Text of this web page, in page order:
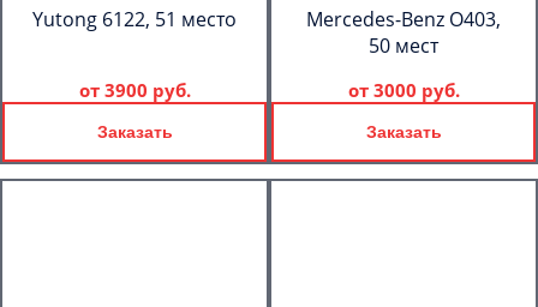
Yutong 6122, 51 место
от 3900 руб.
Заказать
Mercedes-Benz О403,
50 мест
от 3000 руб.
Заказать